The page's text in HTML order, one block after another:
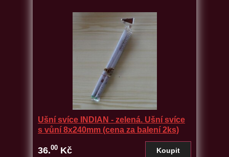
Ušní svíce INDIAN - zelená. Ušní svíce
s vůní 8x240mm (cena za balení 2ks)
36.00 Kč